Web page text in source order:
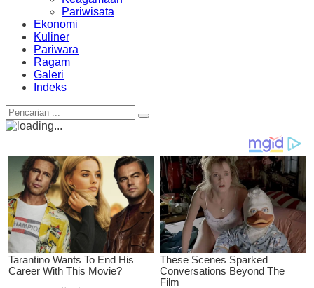
Pariwisata
Ekonomi
Kuliner
Pariwara
Ragam
Galeri
Indeks